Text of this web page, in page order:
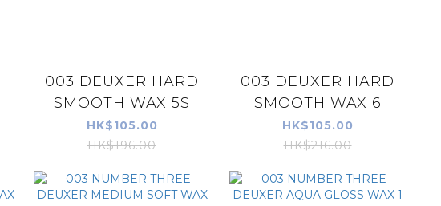
003 DEUXER HARD
SMOOTH WAX 5S
HK$105.00
HK$196.00
003 DEUXER HARD
SMOOTH WAX 6
HK$105.00
HK$216.00